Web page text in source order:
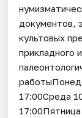
документов,
культовых
прикладного
17:00Среда